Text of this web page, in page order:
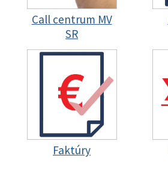
Call centrum MV
SR
Faktúry